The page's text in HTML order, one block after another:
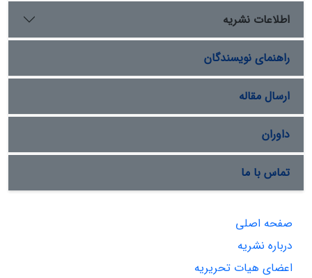
اطلاعات نشریه
راهنمای نویسندگان
ارسال مقاله
داوران
تماس با ما
صفحه اصلی
درباره نشریه
اعضای هیات تحریریه